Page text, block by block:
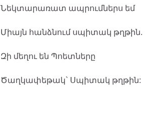
Նեկտարառատ ապրումներս եմ
Միայն հանձնում սպիտակ թղթին.
Զի մեղու են Պոետները
Ծաղկափեթակ` Սպիտակ թղթին: